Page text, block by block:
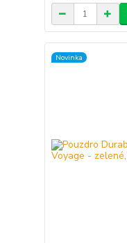
Novinka